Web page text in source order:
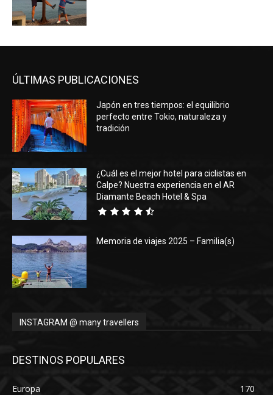
ÚLTIMAS PUBLICACIONES
Japón en tres tiempos: el equilibrio
perfecto entre Tokio, naturaleza y
tradición
¿Cuál es el mejor hotel para ciclistas en
Calpe? Nuestra experiencia en el AR
Diamante Beach Hotel & Spa
Memoria de viajes 2025 – Familia(s)
INSTAGRAM @ many travellers
DESTINOS POPULARES
Europa
170